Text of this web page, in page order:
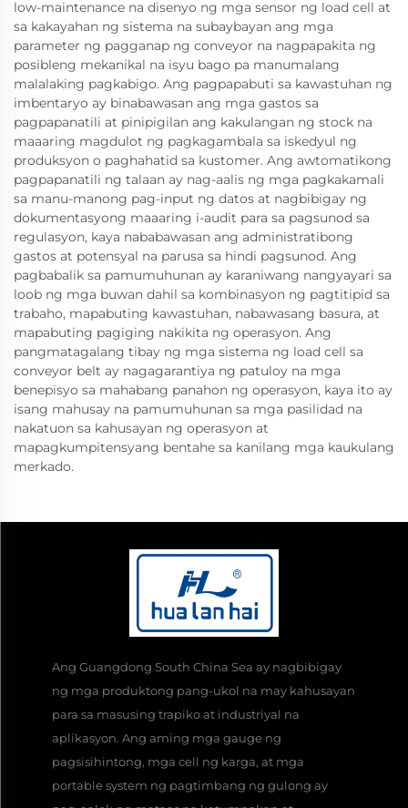
low-maintenance na disenyo ng mga sensor ng load cell at
sa kakayahan ng sistema na subaybayan ang mga
parameter ng pagganap ng conveyor na nagpapakita ng
posibleng mekanikal na isyu bago pa manumalang
malalaking pagkabigo. Ang pagpapabuti sa kawastuhan ng
imbentaryo ay binabawasan ang mga gastos sa
pagpapanatili at pinipigilan ang kakulangan ng stock na
maaaring magdulot ng pagkagambala sa iskedyul ng
produksyon o paghahatid sa kustomer. Ang awtomatikong
pagpapanatili ng talaan ay nag-aalis ng mga pagkakamali
sa manu-manong pag-input ng datos at nagbibigay ng
dokumentasyong maaaring i-audit para sa pagsunod sa
regulasyon, kaya nababawasan ang administratibong
gastos at potensyal na parusa sa hindi pagsunod. Ang
pagbabalik sa pamumuhunan ay karaniwang nangyayari sa
loob ng mga buwan dahil sa kombinasyon ng pagtitipid sa
trabaho, mapabuting kawastuhan, nabawasang basura, at
mapabuting pagiging nakikita ng operasyon. Ang
pangmatagalang tibay ng mga sistema ng load cell sa
conveyor belt ay nagagarantiya ng patuloy na mga
benepisyo sa mahabang panahon ng operasyon, kaya ito ay
isang mahusay na pamumuhunan sa mga pasilidad na
nakatuon sa kahusayan ng operasyon at
mapagkumpitensyang bentahe sa kanilang mga kaukulang
merkado.
Ang Guangdong South China Sea ay nagbibigay
ng mga produktong pang-ukol na may kahusayan
para sa masusing trapiko at industriyal na
aplikasyon. Ang aming mga gauge ng
pagsisihintong, mga cell ng karga, at mga
portable system ng pagtimbang ng gulong ay